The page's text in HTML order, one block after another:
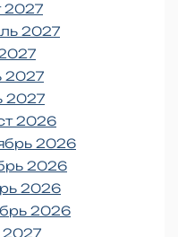
2027
2027
2027
2027
2026
2026
2026
2026
2026
2027